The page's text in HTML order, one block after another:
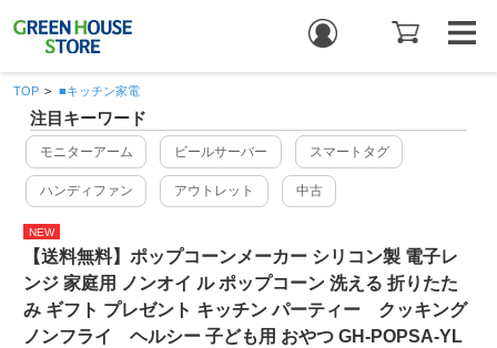
TOP > ■キッチン家電
注目キーワード
モニターアーム ビールサーバー スマートタグ
ハンディファン アウトレット 中古
NEW
【送料無料】ポップコーンメーカー シリコン製 電子レ
ンジ 家庭用 ノンオイ ル ポップコーン 洗える 折りたた
み ギフト プレゼント キッチン パーティー クッキング
ノンフライ ヘルシー 子ども用 おやつ GH-POPSA-YL